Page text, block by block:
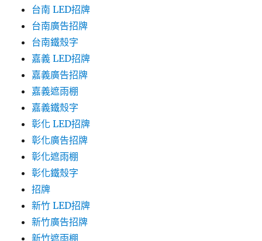
台南 LED招牌
台南廣告招牌
台南鐵殼字
嘉義 LED招牌
嘉義廣告招牌
嘉義遮雨棚
嘉義鐵殼字
彰化 LED招牌
彰化廣告招牌
彰化遮雨棚
彰化鐵殼字
招牌
新竹 LED招牌
新竹廣告招牌
新竹遮雨棚